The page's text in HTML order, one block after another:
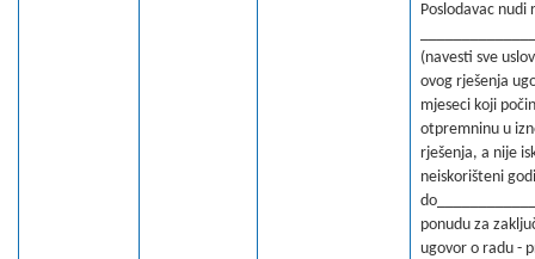
Poslodavac
(navesti sve
ovog rješenja
mjeseci koji
otpremninu u
rješenja, a nije
neiskorišteni
ponudu za
ugovor o radu -